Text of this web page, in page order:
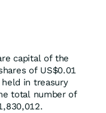
capital of the
of US$0.01
in treasury
total number of